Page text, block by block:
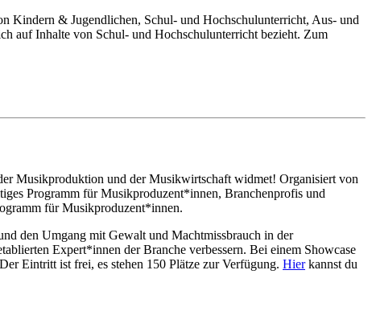
Kindern & Jugendlichen, Schul- und Hochschulunterricht, Aus- und
auf Inhalte von Schul- und Hochschulunterricht bezieht. Zum
Musikproduktion und der Musikwirtschaft widmet! Organisiert von
Programm für Musikproduzent*innen, Branchenprofis und
für Musikproduzent*innen.
den Umgang mit Gewalt und Machtmissbrauch in der
Expert*innen der Branche verbessern. Bei einem Showcase
Eintritt ist frei, es stehen 150 Plätze zur Verfügung. Hierkannst du